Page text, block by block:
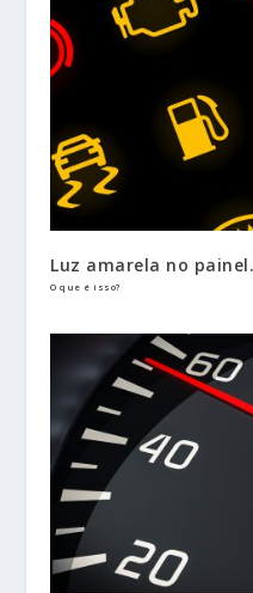
Luz amarela no
O que é isso?